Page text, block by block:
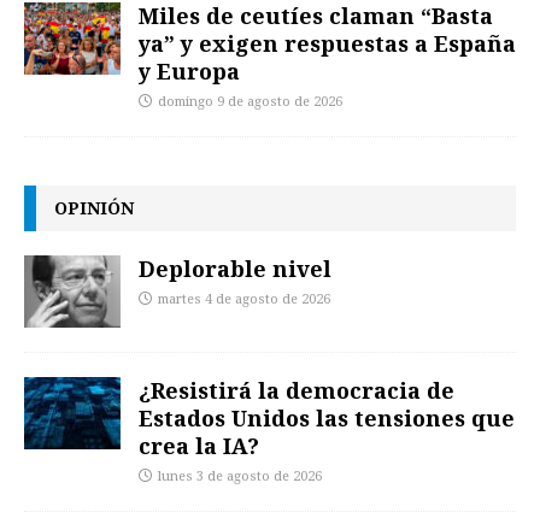
Miles de ceutíes claman “Basta
ya” y exigen respuestas a España
y Europa
domingo 9 de agosto de 2026
OPINIÓN
Deplorable nivel
martes 4 de agosto de 2026
¿Resistirá la democracia de
Estados Unidos las tensiones que
crea la IA?
lunes 3 de agosto de 2026